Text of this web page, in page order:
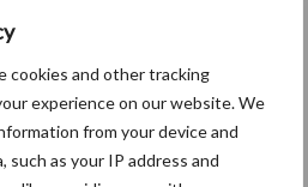
cookies and other tracking
experience on our website. We
from your device and
such as your IP address and
een vaak
risicofactor